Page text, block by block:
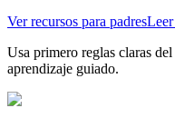
Ver recursos para padres
Usa primero reglas claras
aprendizaje guiado.